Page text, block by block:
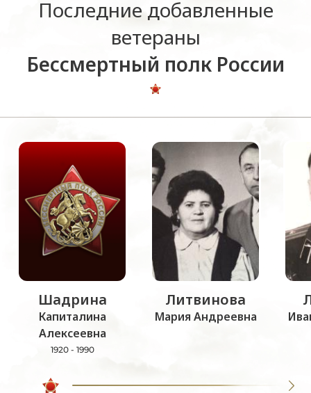
Последние добавленные
ветераны
Бессмертный полк России
Шадрина
Капиталина
Алексеевна
1920 - 1990
Литвинова
Мария Андреевна